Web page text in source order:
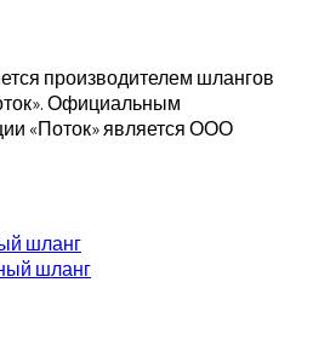
производителем шлангов
Официальным
«Поток» является ООО
шланг
шланг